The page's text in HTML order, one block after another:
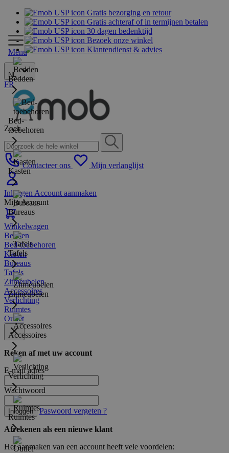
Gratis bezorging en retour
Gratis achteraf of in termijnen betalen
30 dagen bedenktijd
Bezoek onze winkel
Klantendienst & advies
NL
FR
Zoek
Contacteer ons Mijn verlanglijst
Inloggen Account aanmaken
Mijn Account
Winkelwagen
Menu
Bedden
Bed-
toebehoren
Kasten
Bureaus
Tafels
Zitmeubelen
Accessoires
Verlichting
Ruimtes
Bedden
Bed-toebehoren
Kasten
Bureaus
Tafels
Zitmeubelen
Accessoires
Verlichting
Ruimtes
Outlet
Reken af met uw account
E-mail adres
Wachtwoord
Inloggen Paswoord vergeten ?
Afrekenen als een nieuwe klant
Het aanmaken van een account heeft vele voordelen: